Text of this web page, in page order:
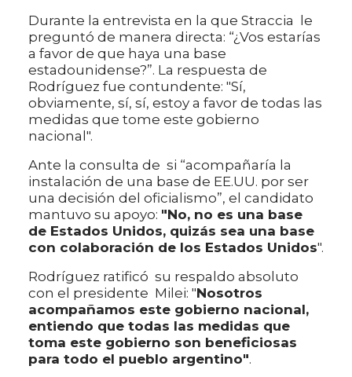
Durante la entrevista en la que Straccia le
preguntó de manera directa: “¿Vos estarías
a favor de que haya una base
estadounidense?”. La respuesta de
Rodríguez fue contundente: "Sí,
obviamente, sí, sí, estoy a favor de todas las
medidas que tome este gobierno
nacional".
Ante la consulta de si “acompañaría la
instalación de una base de EE.UU. por ser
una decisión del oficialismo”, el candidato
mantuvo su apoyo: "No, no es una base
de Estados Unidos, quizás sea una base
con colaboración de los Estados Unidos".
Rodríguez ratificó su respaldo absoluto
con el presidente Milei: "Nosotros
acompañamos este gobierno nacional,
entiendo que todas las medidas que
toma este gobierno son beneficiosas
para todo el pueblo argentino".